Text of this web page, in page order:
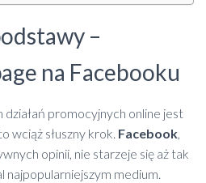
–
na Facebooku
promocyjnych online jest
wciąż słuszny krok. Facebook,
opinii, nie starzeje się aż tak
najpopularniejszym medium.